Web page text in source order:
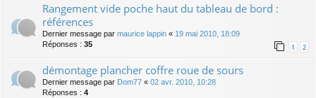
Rangement vide poche haut du tableau de bord :
références
Dernier message par maurice lappin « 19 mai 2010, 18:09
Réponses : 35 1 2
démontage plancher coffre roue de sours
Dernier message par Dom77 « 02 avr. 2010, 10:28
Réponses : 4